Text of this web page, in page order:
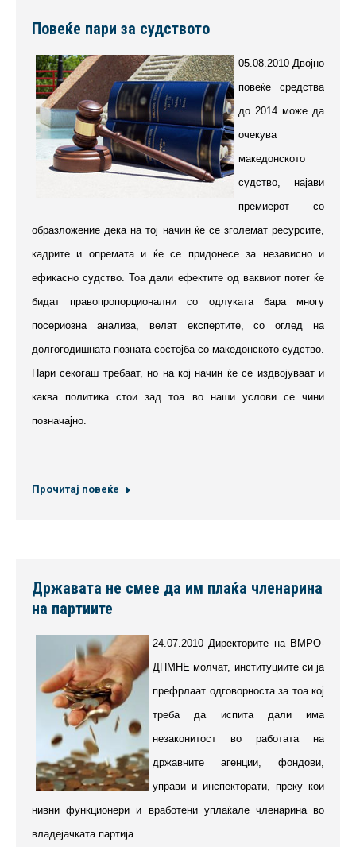
Повеќе пари за судството
05.08.2010 Двојно
повеќе средства
до 2014 може да
очекува
македонското
судство, најави
премиерот со
образложение дека на тој начин ќе се зголемат ресурсите,
кадрите и опремата и ќе се придонесе за независно и
ефикасно судство. Тоа дали ефектите од ваквиот потег ќе
бидат правопропорционални со одлуката бара многу
посериозна анализа, велат експертите, со оглед на
долгогодишната позната состојба со македонското судство.
Пари секогаш требаат, но на кој начин ќе се издвојуваат и
каква политика стои зад тоа во наши услови се чини
позначајно.
Прочитај повеќе
Државата не смее да им плаќа членарина
на партиите
24.07.2010 Директорите на ВМРО-
ДПМНЕ молчат, институциите си ја
префрлаат одговорноста за тоа кој
треба да испита дали има
незаконитост во работата на
државните агенции, фондови,
управи и инспекторати, преку кои
нивни функционери и вработени уплаќале членарина во
владејачката партија.